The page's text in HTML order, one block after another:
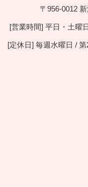
〒956-0012
[営業時間] 平日・土曜
[定休日] 毎週水曜日 /